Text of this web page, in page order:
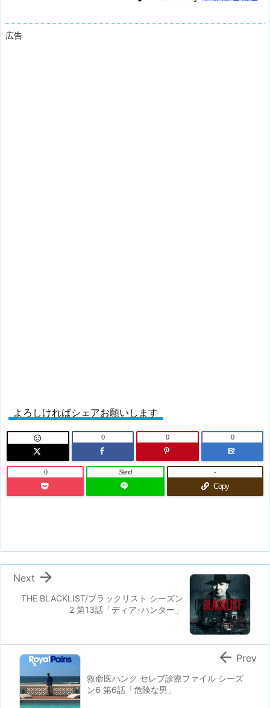
広告
よろしければシェアお願いします
 0 0
B!
0
0 Send
Copy
-
THE BLACKLIST/ブラックリスト シーズン
2 第13話「ディア･ハンター」

Next
救命医ハンク セレブ診療ファイル シーズ
ン6 第6話「危険な男」
 Prev